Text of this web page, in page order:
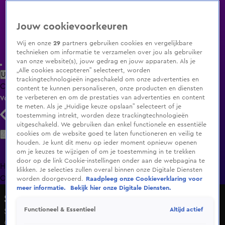
Uitzending Gemist Populaire programma's Zenders Genres
ClipsFilmsRadioSmart TV inlogShop
Volg KIJK
Zoeken
HomeUitzending Gemist Programma's De Bondgenoten
OranjezomerLivestreamsShop
Samen Sterk
Seizoen 5, aflevering 2
4 dec 2022, 14:59
Jouw cookievoorkeuren
Wij en onze29 partners gebruiken cookies en vergelijkbare
technieken om informatie te verzamelen over jou als gebruiker
van onze website(s), jouw gedrag en jouw apparaten. Als je
„Alle cookies accepteren” selecteert, worden
trackingtechnologieën ingeschakeld om onze advertenties en
content te kunnen personaliseren, onze producten en diensten
te verbeteren en om de prestaties van advertenties en content
te meten. Als je „Huidige keuze opslaan” selecteert of je
toestemming intrekt, worden deze trackingtechnologieën
uitgeschakeld. We gebruiken dan enkel functionele en essentiële
cookies om de website goed te laten functioneren en veilig te
houden. Je kunt dit menu op ieder moment opnieuw openen
om je keuzes te wijzigen of om je toestemming in te trekken
door op de link Cookie-instellingen onder aan de webpagina te
klikken. Je selecties zullen overal binnen onze Digitale Diensten
worden doorgevoerd.
Raadpleeg onze Cookieverklaring voor
meer informatie.
Bekijk hier onze Digitale Diensten.
Functioneel & Essentieel Altijd actief